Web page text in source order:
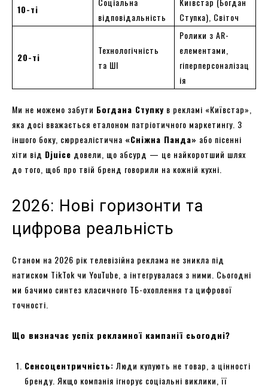
10-ті
відповідальність
Ступка), Світоч
20-ті
Технологічність
та ШІ
Ролики з AR-
елементами,
гіперперсоналізац
ія
Ми не можемо забути Богдана Ступку в рекламі «Київстар»,
яка досі вважається еталоном патріотичного маркетингу. З
іншого боку, сюрреалістична «Сніжна Панда» або пісенні
хіти від Djuice довели, що абсурд — це найкоротший шлях
до того, щоб про твій бренд говорили на кожній кухні.
2026: Нові горизонти та
цифрова реальність
Станом на 2026 рік телевізійна реклама не зникла під
натиском TikTok чи YouTube, а інтегрувалася з ними. Сьогодні
ми бачимо синтез класичного ТБ-охоплення та цифрової
точності.
Що визначає успіх рекламної кампанії сьогодні?
Сенсоцентричність: Люди купують не товар, а цінності
бренду. Якщо компанія ігнорує соціальні виклики, її